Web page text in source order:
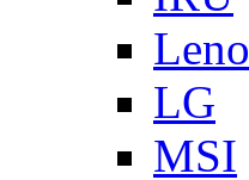
LG
MSI